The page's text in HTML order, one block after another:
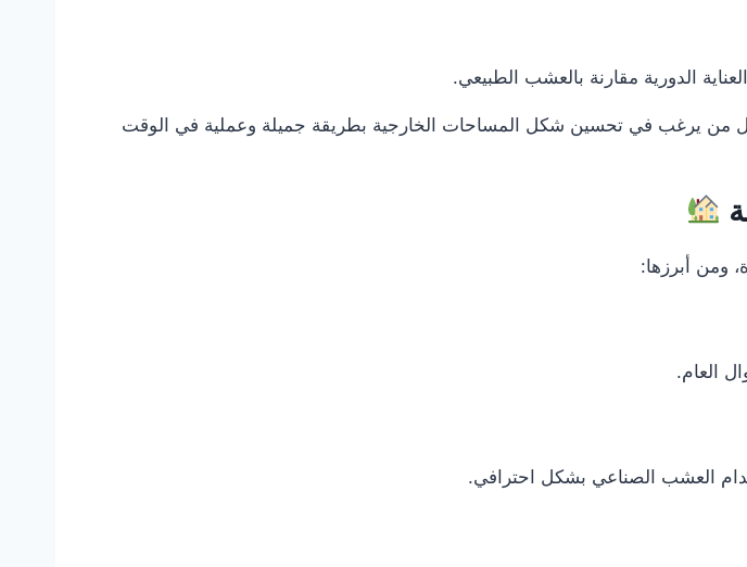
الدورية مقارنة بالعشب الطبيعي.
من يرغب في تحسين شكل المساحات الخارجية بطريقة جميلة وعملية في الوقت
ومن أبرزها:
العام.
العشب الصناعي بشكل احترافي.